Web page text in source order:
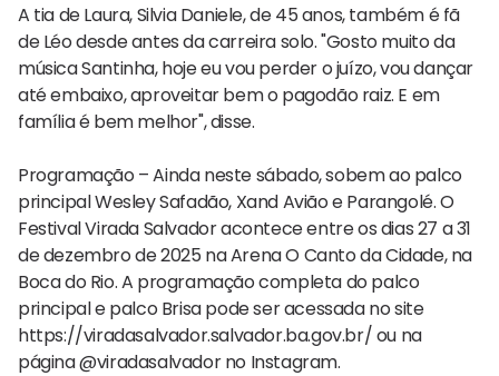
A tia de Laura, Silvia Daniele, de 45 anos, também é fã
de Léo desde antes da carreira solo. "Gosto muito da
música Santinha, hoje eu vou perder o juízo, vou dançar
até embaixo, aproveitar bem o pagodão raiz. E em
família é bem melhor", disse.
Programação – Ainda neste sábado, sobem ao palco
principal Wesley Safadão, Xand Avião e Parangolé. O
Festival Virada Salvador acontece entre os dias 27 a 31
de dezembro de 2025 na Arena O Canto da Cidade, na
Boca do Rio. A programação completa do palco
principal e palco Brisa pode ser acessada no site
https://viradasalvador.salvador.ba.gov.br/ ou na
página @‌viradasalvador no Instagram.